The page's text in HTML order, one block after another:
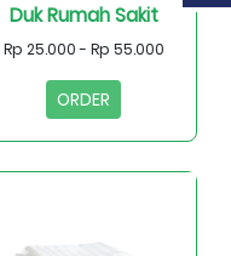
Duk Rumah Sakit
Rp 25.000 - Rp 55.000
ORDER